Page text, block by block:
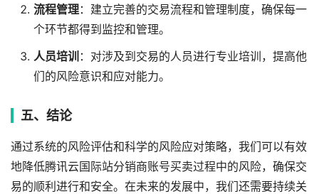
流程管理：建立完善的交易流程和管理制度，确保每一
个环节都得到监控和管理。
人员培训 ：对涉及到交易的人员进行专业培训，提高他
们的风险意识和应对能力。
五、结论
通过系统的风险评估和科学的风险应对策略，我们可以有效
地降低腾讯云国际站分销商账号买卖过程中的风险，确保交
易的顺利进行和安全。在未来的发展中，我们还需要持续关